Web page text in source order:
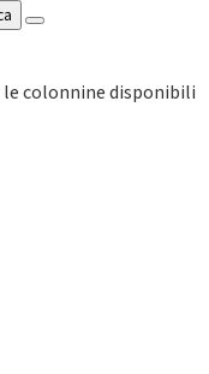
colonnine disponibili